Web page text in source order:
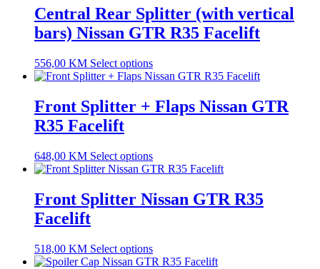
Central Rear Splitter (with vertical
bars) Nissan GTR R35 Facelift
556,00 KM Select options
Front Splitter + Flaps Nissan GTR
R35 Facelift
648,00 KM Select options
Front Splitter Nissan GTR R35
Facelift
518,00 KM Select options